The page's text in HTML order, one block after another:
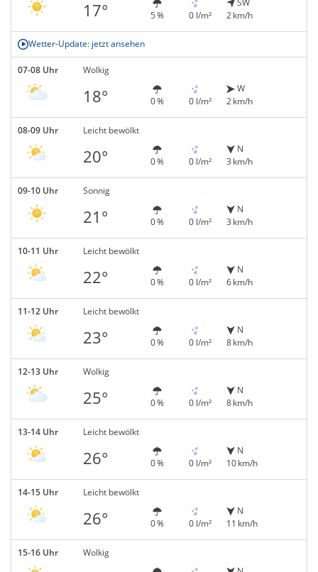
17° 5 % 0 l/m²
2 km/h
Wetter-Update: jetzt ansehen
07-08 Uhr Wolkig
18° 0 % 0 l/m²
W
2 km/h
08-09 Uhr Leicht bewölkt
20° 0 % 0 l/m²
N
3 km/h
09-10 Uhr Sonnig
21° 0 % 0 l/m²
N
3 km/h
10-11 Uhr Leicht bewölkt
22° 0 % 0 l/m²
N
6 km/h
11-12 Uhr Leicht bewölkt
23° 0 % 0 l/m²
N
8 km/h
12-13 Uhr Wolkig
25° 0 % 0 l/m²
N
8 km/h
13-14 Uhr Leicht bewölkt
26° 0 % 0 l/m²
N
10 km/h
14-15 Uhr Leicht bewölkt
26° 0 % 0 l/m²
N
11 km/h
15-16 Uhr Wolkig